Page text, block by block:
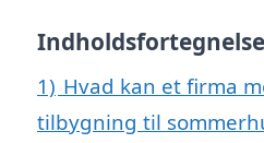
Indholdsfortegnelse
1) Hvad kan et firma
tilbygning til